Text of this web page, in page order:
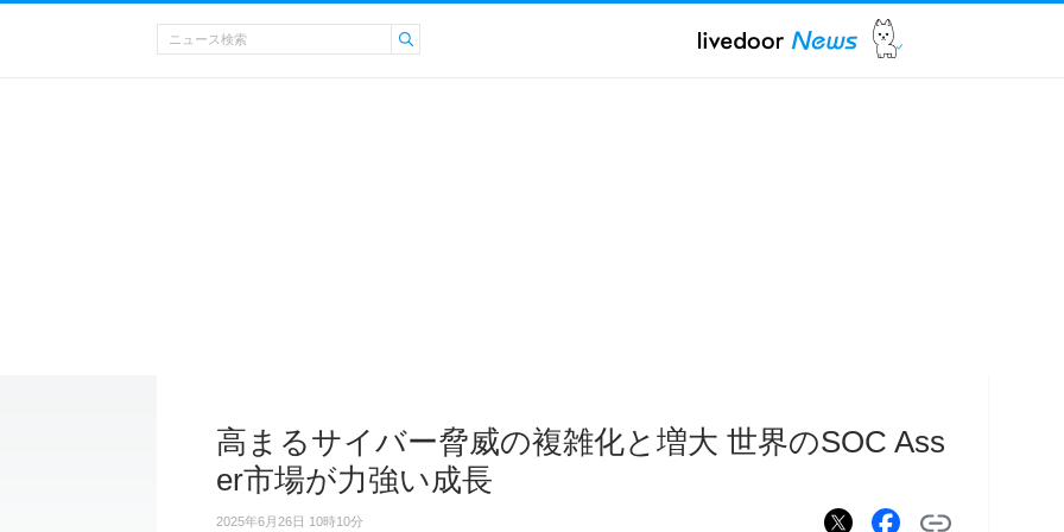
高まるサイバー脅威の複雑化と増大 世界のSOC Ass
er市場が力強い成長
2025年6月26日 10時10分